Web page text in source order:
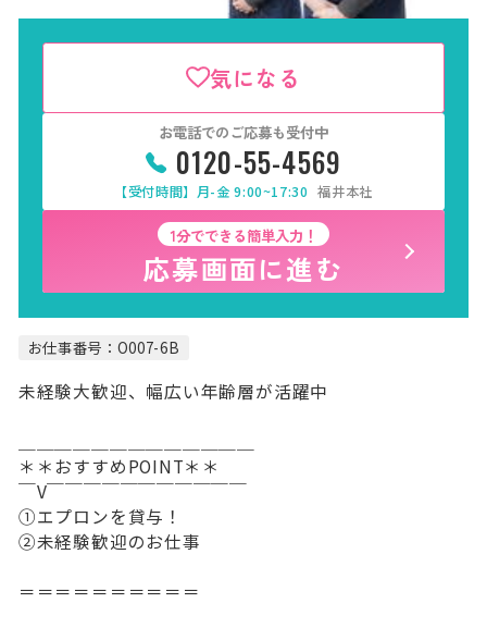
気になる
お電話でのご応募も受付中
0120-55-4569
【受付時間】月-金 9:00~17:30 福井本社
1分でできる簡単入力！
応募画面に進む
お仕事番号：O007-6B
未経験大歓迎、幅広い年齢層が活躍中
＊＊おすすめPOINT＊＊
￣V￣￣￣￣￣￣￣￣￣￣￣
①エプロンを貸与！
②未経験歓迎のお仕事
＝＝＝＝＝＝＝＝＝＝